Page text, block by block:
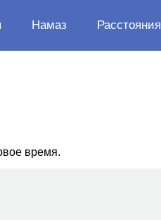
Намаз Расстояния
время.